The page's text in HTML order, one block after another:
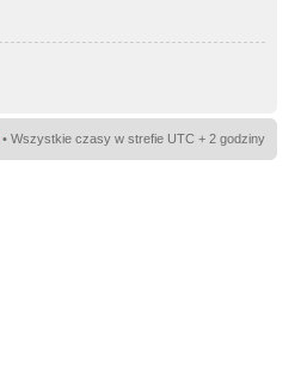
• Wszystkie czasy w strefie UTC + 2 godziny